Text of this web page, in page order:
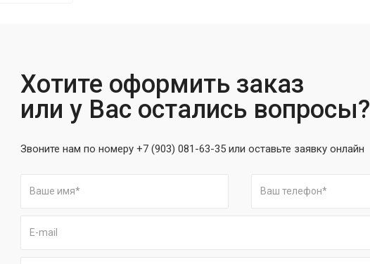
Хотите оформить заказ
или у Вас остались вопросы?
Звоните нам по номеру +7 (903) 081-63-35 или оставьте заявку онлайн